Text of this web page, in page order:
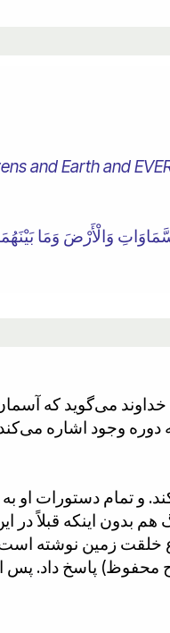
and Earth and
می‌گوید که
و تمام دستورات او
بدون اینکه قبلاً در
خلقت زمین نوشته
محفوظ) پاسخ داد. پس